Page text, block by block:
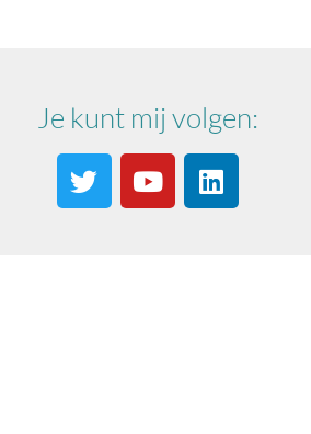
Je kunt mij volgen: